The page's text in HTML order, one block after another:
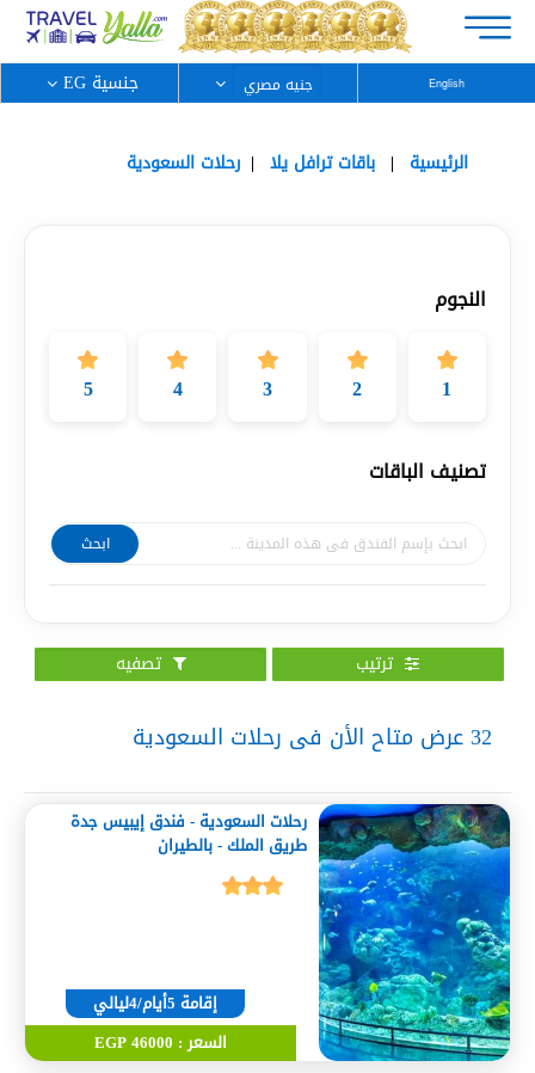
English جنسية EG
الرئيسية باقات ترافل يلا رحلات السعودية
النجوم
1
2
3
4
5
تصنيف الباقات
ابحث
ترتيب تصفيه
32عرض متاح الأن فى رحلات السعودية
رحلات السعودية - فندق إيبيس جدة
طريق الملك - بالطيران
إقامة 5أيام/4ليالي
السعر : 46000 EGP